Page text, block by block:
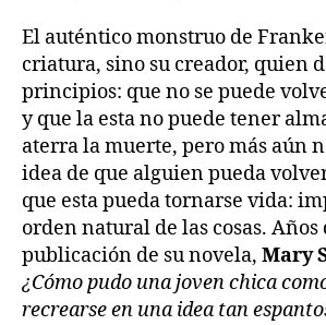
El auténtico monstruo de
criatura, sino su creador, quien
principios: que no se puede
y que la esta no puede tener
aterra la muerte, pero más aún
idea de que alguien pueda
que esta pueda tornarse vida:
orden natural de las cosas. Años
publicación de su novela, Mary
¿Cómo pudo una joven chica
recrearse en una idea tan